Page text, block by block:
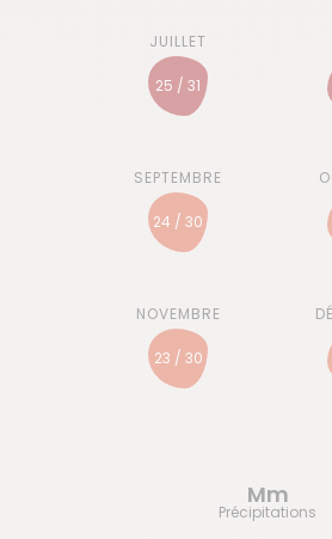
25 / 31
24 / 30
23 / 30
Mm
Précipitations